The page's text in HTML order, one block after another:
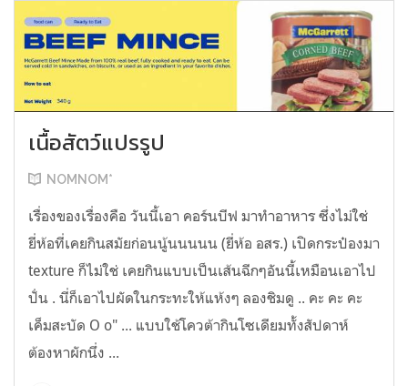
เนื้อสัตว์แปรรูป
NOMNOM*
เรื่องของเรื่องคือ วันนี้เอา คอร์นบีฟ มาทำอาหาร ซึ่งไม่ใช่
ยี่ห้อที่เคยกินสมัยก่อนนู้นนนนน (ยี่ห้อ อสร.) เปิดกระป๋องมา
texture ก็ไม่ใช่ เคยกินแบบเป็นเส้นฉีกๆอันนี้เหมือนเอาไป
ปั่น . นี่ก็เอาไปผัดในกระทะให้แห้งๆ ลองชิมดู .. คะ คะ คะ
เค็มสะบัด O o" ... แบบใช้โควต้ากินโซเดียมทั้งสัปดาห์
ต้องหาผักนึ่ง ...